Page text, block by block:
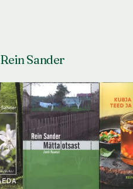
Rein Sander